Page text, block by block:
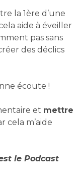
la 1ère d’une
aide à éveiller
pas sans
des déclics
écoute !
et mettre
cela m’aide
le Podcast